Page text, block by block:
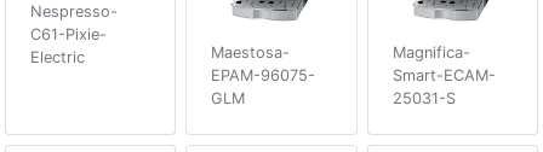
Nespresso-
C61-Pixie-
Electric
Maestosa-
EPAM-96075-
GLM
Magnifica-
Smart-ECAM-
25031-S